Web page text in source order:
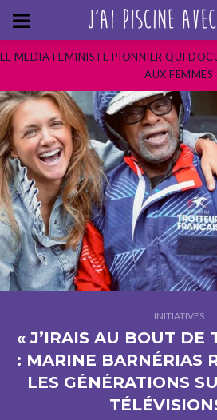
LE MEDIA FEMINISTE PIONNIER QUI
AUX FEMMES
INITIATIVES
« J’IRAIS AU BOUT DE
: MARINE BARNÉRIAS
LES GÉNÉRATIONS